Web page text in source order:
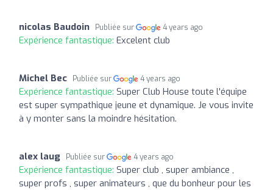
nicolas Baudoin Publiée sur 4 years ago
Expérience fantastique: Excelent club
Michel Bec Publiée sur 4 years ago
Expérience fantastique: Super Club House toute l'équipe
est super sympathique jeune et dynamique. Je vous invite
à y monter sans la moindre hésitation.
alex laug Publiée sur 4 years ago
Expérience fantastique: Super club , super ambiance ,
super profs , super animateurs , que du bonheur pour les